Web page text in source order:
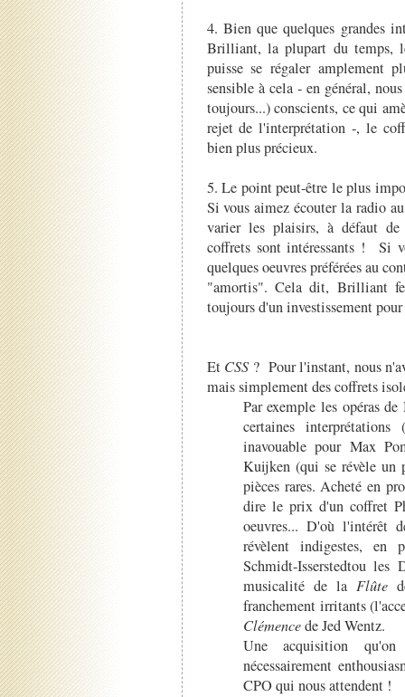
4. Bien que quelques grandes
Brilliant, la plupart du temps,
puisse se régaler amplement
sensible à cela - en général,
toujours...) conscients, ce qui
rejet de l'interprétation -, le
bien plus précieux.
5. Le point peut-être le plus
Si vous aimez écouter la radio
varier les plaisirs, à défaut de
coffrets sont intéressants ! Si
quelques oeuvres préférées au
"amortis". Cela dit, Brilliant
toujours d'un investissement
Et CSS? Pour l'instant, nous
mais simplement des coffrets
Par exemple les opéras
certaines
inavouable pour Max
Kuijken (qui se révèle un
pièces rares. Acheté en
dire le prix d'un coffret
oeuvres... D'où l'intérêt
révèlent indigestes, en
Schmidt-Isserstedtou
musicalité de la Flûte
franchement irritants
Clémencede Jed Wentz.
Une acquisition
nécessairement
CPO qui nous attendent !